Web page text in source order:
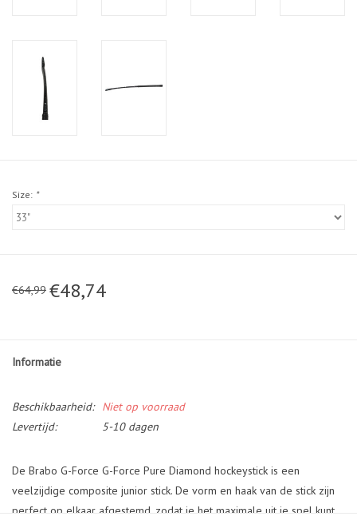
Size: *
€64,99 €48,74
Informatie
Beschikbaarheid:
Niet op voorraad
Levertijd:
5-10 dagen
De Brabo G-Force G-Force Pure Diamond hockeystick is een
veelzijdige composite junior stick. De vorm en haak van de stick zijn
perfect op elkaar afgestemd, zodat je het maximale uit je spel kunt